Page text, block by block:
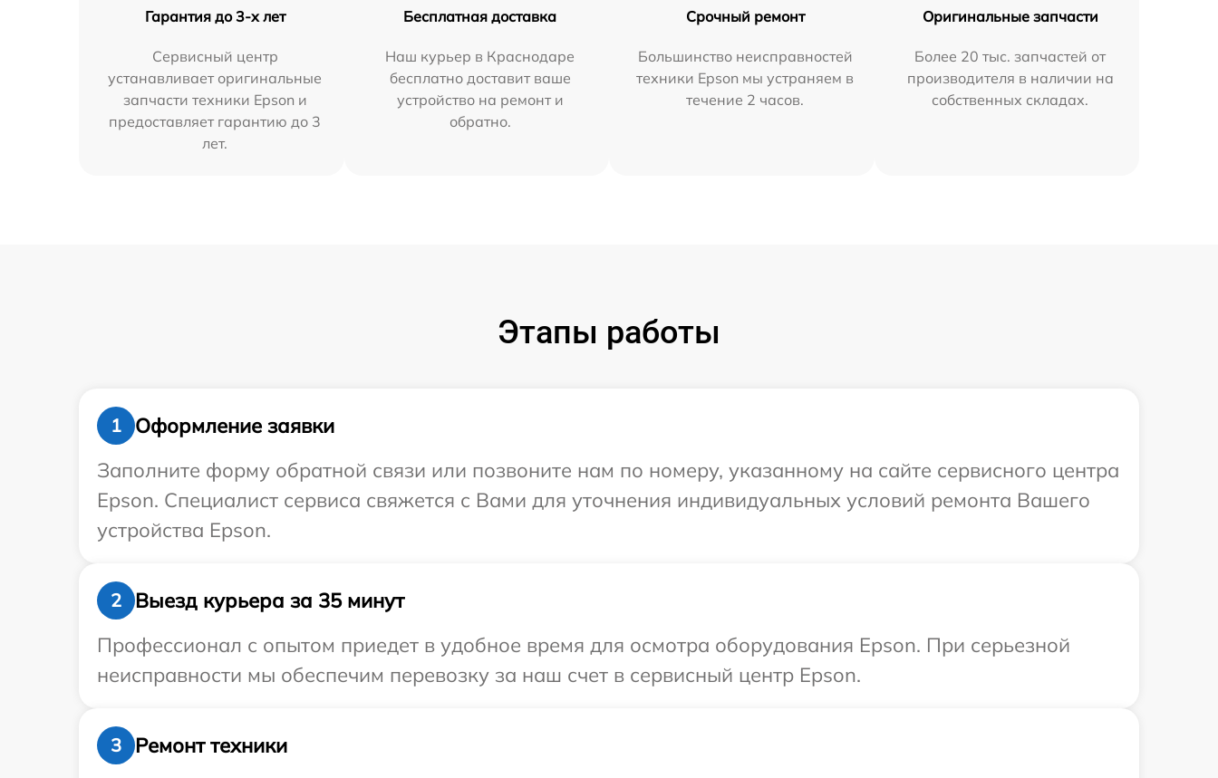
Гарантия до 3-х лет
Сервисный центр
устанавливает оригинальные
запчасти техники Epson и
предоставляет гарантию до 3
лет.
Бесплатная доставка
Наш курьер в Краснодаре
бесплатно доставит ваше
устройство на ремонт и
обратно.
Срочный ремонт
Большинство неисправностей
техники Epson мы устраняем в
течение 2 часов.
Оригинальные запчасти
Более 20 тыс. запчастей от
производителя в наличии на
собственных складах.
Этапы работы
1
Оформление заявки
Заполните форму обратной связи или позвоните нам по номеру, указанному на сайте сервисного центра
Epson. Специалист сервиса свяжется с Вами для уточнения индивидуальных условий ремонта Вашего
устройства Epson.
2
Выезд курьера за 35 минут
Профессионал с опытом приедет в удобное время для осмотра оборудования Epson. При серьезной
неисправности мы обеспечим перевозку за наш счет в сервисный центр Epson.
3
Ремонт техники